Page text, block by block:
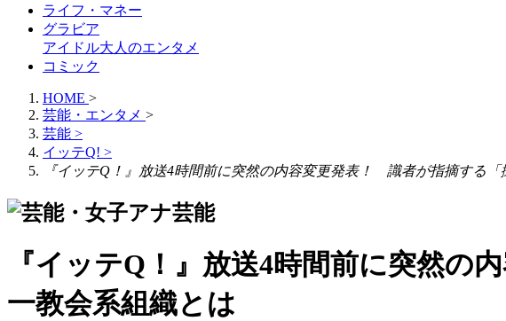
ライフ・マネー
グラビア
アイドル大人のエンタメ
コミック
HOME >
芸能・エンタメ >
芸能 >
イッテQ! >
『イッテQ！』放送4時間前に突然の内容変更発表！ 識者が指摘する
芸能
『イッテQ！』放送4時間前に突然
一教会系組織とは